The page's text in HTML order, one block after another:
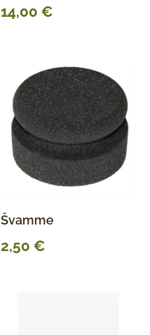
14,00 €
Švamme
2,50 €